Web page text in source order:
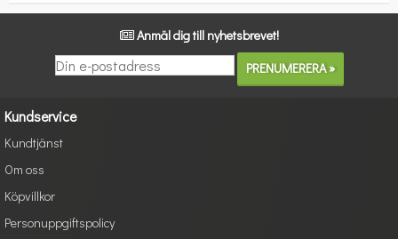
Anmäl dig till nyhetsbrevet!
Kundservice
Kundtjänst
Om oss
Köpvillkor
Personuppgiftspolicy